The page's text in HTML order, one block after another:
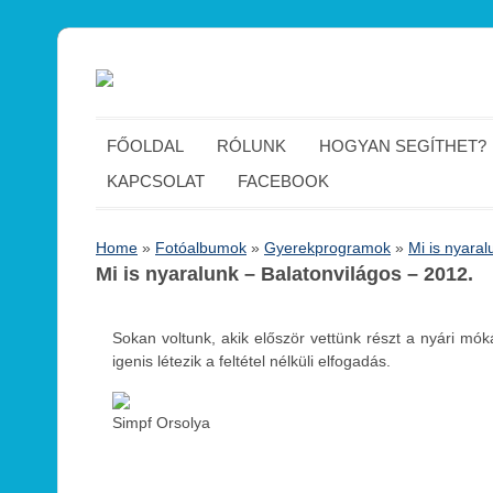
FŐOLDAL RÓLUNK HOGYAN SEGÍTHET?
KAPCSOLAT
FACEBOOK
Home » Fotóalbumok » Gyerekprogramok » Mi is
Mi is nyaralunk – Balatonvilágos – 2012.
Sokan voltunk, akik először vettünk részt a nyári
igenis létezik a feltétel nélküli elfogadás.
Simpf Orsolya